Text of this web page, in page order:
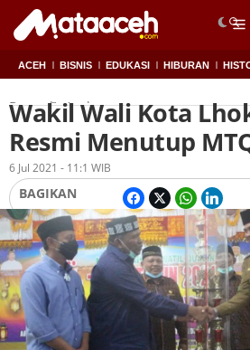
ACEH BISNIS EDUKASI HIBURAN
Beranda Aceh
Wakil Wali Kota
Resmi Menutup
OlehRedaksi
6 Jul 2021 - 11:1 WIB
BAGIKAN